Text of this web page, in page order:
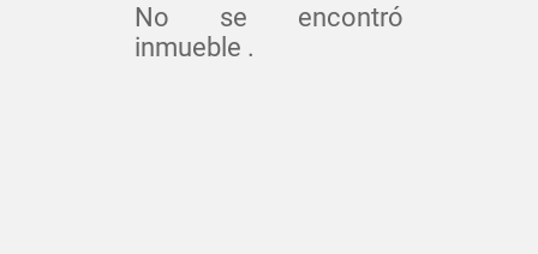
No se encontró
inmueble .